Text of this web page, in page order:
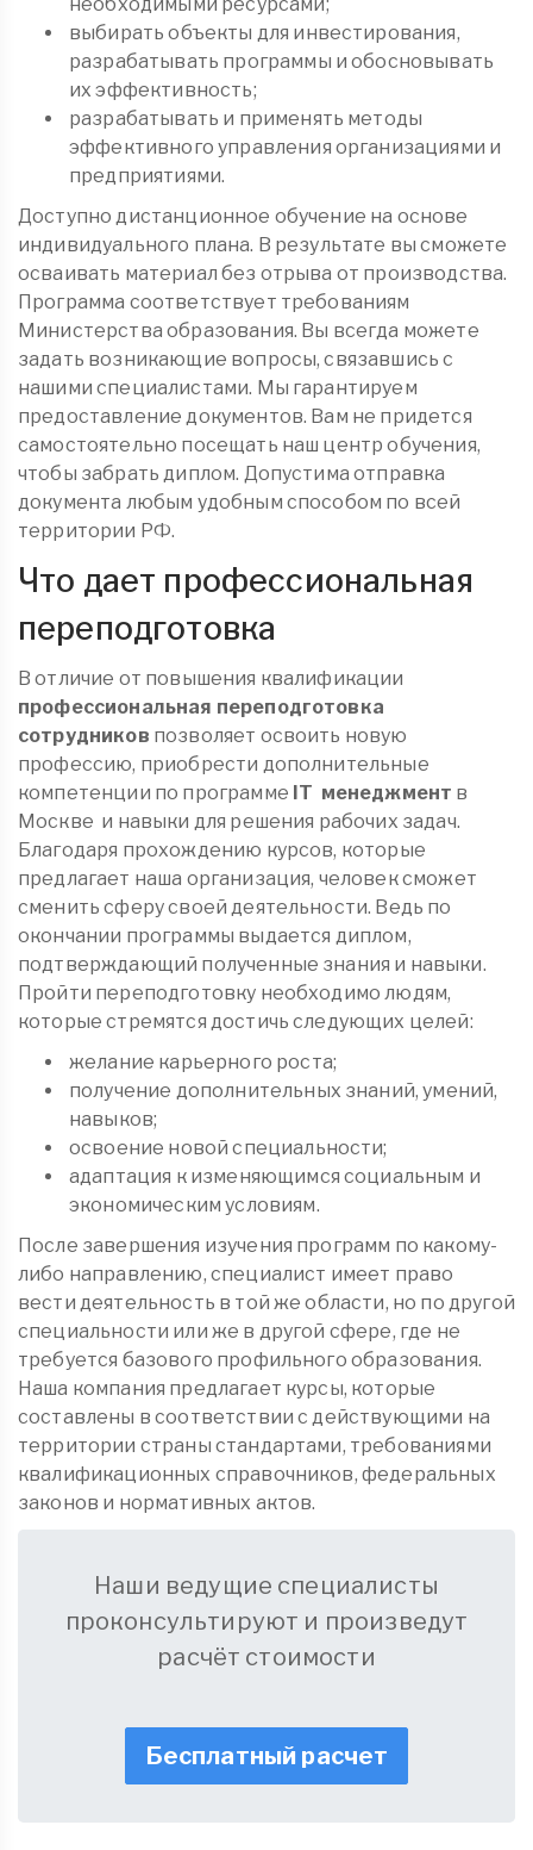
выбирать объекты для инвестирования,
разрабатывать программы и обосновывать
их эффективность;
разрабатывать и применять методы
эффективного управления организациями и
предприятиями.
Доступно дистанционное обучение на основе
индивидуального плана. В результате вы сможете
осваивать материал без отрыва от производства.
Программа соответствует требованиям
Министерства образования. Вы всегда можете
задать возникающие вопросы, связавшись с
нашими специалистами. Мы гарантируем
предоставление документов. Вам не придется
самостоятельно посещать наш центр обучения,
чтобы забрать диплом. Допустима отправка
документа любым удобным способом по всей
территории РФ.
Что дает профессиональная
переподготовка
В отличие от повышения квалификации
профессиональная переподготовка
сотрудников позволяет освоить новую
профессию, приобрести дополнительные
компетенции по программе IT менеджмент в
Москве и навыки для решения рабочих задач.
Благодаря прохождению курсов, которые
предлагает наша организация, человек сможет
сменить сферу своей деятельности. Ведь по
окончании программы выдается диплом,
подтверждающий полученные знания и навыки.
Пройти переподготовку необходимо людям,
которые стремятся достичь следующих целей:
желание карьерного роста;
получение дополнительных знаний, умений,
навыков;
освоение новой специальности;
адаптация к изменяющимся социальным и
экономическим условиям.
После завершения изучения программ по какому-
либо направлению, специалист имеет право
вести деятельность в той же области, но по другой
специальности или же в другой сфере, где не
требуется базового профильного образования.
Наша компания предлагает курсы, которые
составлены в соответствии с действующими на
территории страны стандартами, требованиями
квалификационных справочников, федеральных
законов и нормативных актов.
Наши ведущие специалисты
проконсультируют и произведут
расчёт стоимости
Бесплатный расчет